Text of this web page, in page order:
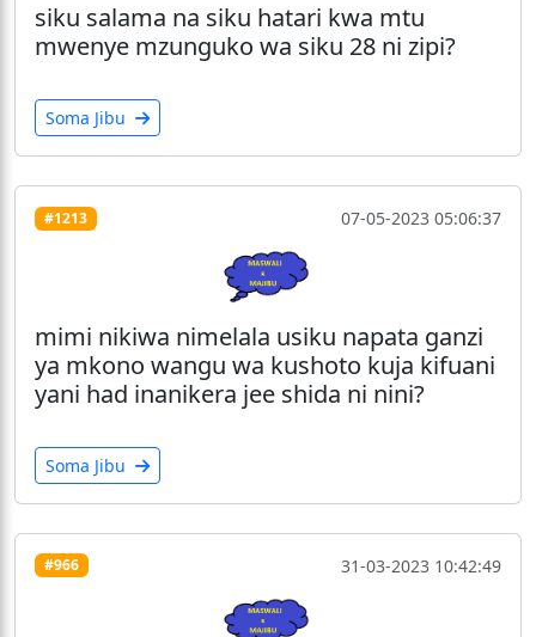
siku salama na siku hatari kwa mtu
mwenye mzunguko wa siku 28 ni zipi?
Soma Jibu
#1213 07-05-2023 05:06:37
mimi nikiwa nimelala usiku napata ganzi
ya mkono wangu wa kushoto kuja kifuani
yani had inanikera jee shida ni nini?
Soma Jibu
#966 31-03-2023 10:42:49